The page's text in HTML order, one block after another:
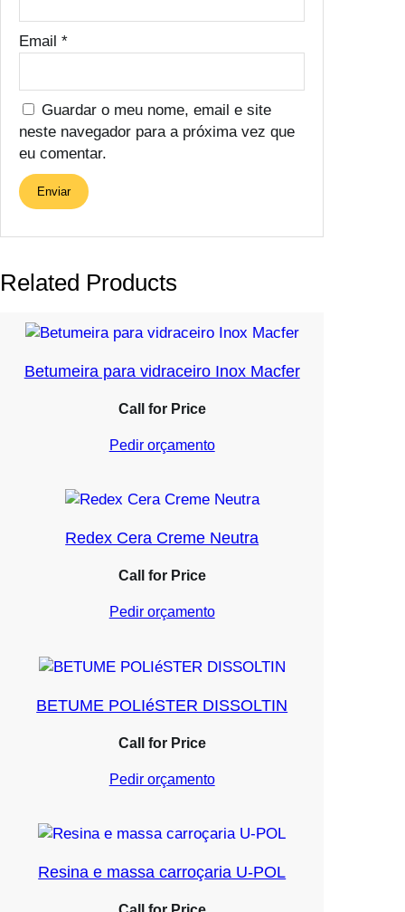
Email *
Guardar o meu nome, email e site
neste navegador para a próxima vez que
eu comentar.
Related Products
Betumeira para vidraceiro Inox Macfer
Call for Price
Pedir orçamento
Redex Cera Creme Neutra
Call for Price
Pedir orçamento
BETUME POLIéSTER DISSOLTIN
Call for Price
Pedir orçamento
Resina e massa carroçaria U-POL